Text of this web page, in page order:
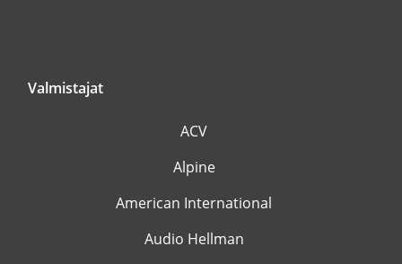
Valmistajat
ACV
Alpine
American International
Audio Hellman